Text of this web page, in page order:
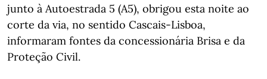
junto à Autoestrada 5 (A5), obrigou esta noite ao
corte da via, no sentido Cascais-Lisboa,
informaram fontes da concessionária Brisa e da
Proteção Civil.